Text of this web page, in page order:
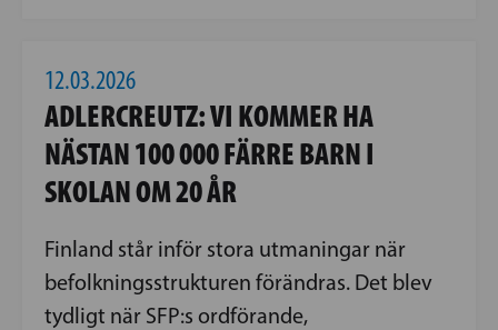
12.03.2026
ADLERCREUTZ: VI KOMMER HA
NÄSTAN 100 000 FÄRRE BARN I
SKOLAN OM 20 ÅR
Finland står inför stora utmaningar när
befolkningsstrukturen förändras. Det blev
tydligt när SFP:s ordförande,